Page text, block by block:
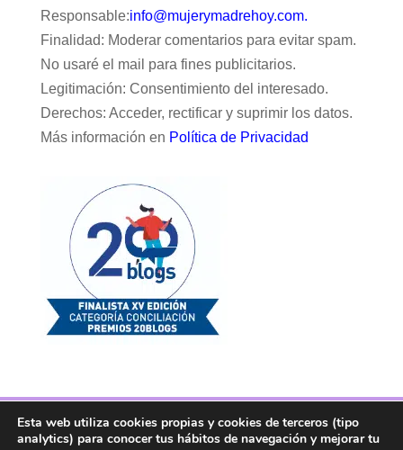
Responsable:info@mujerymadrehoy.com.
Finalidad: Moderar comentarios para evitar spam.
No usaré el mail para fines publicitarios.
Legitimación: Consentimiento del interesado.
Derechos: Acceder, rectificar y suprimir los datos.
Más información en Política de Privacidad
Facebook Twitter Telegram
RSS
Esta web utiliza cookies propias y cookies de terceros (tipo
analytics) para conocer tus hábitos de navegación y mejorar tu